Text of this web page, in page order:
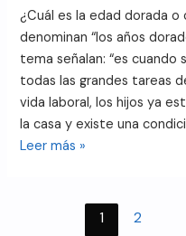
¿Cuál es la edad dorada
denominan “los años
tema señalan: “es
todas las grandes tareas
vida laboral, los hijos ya
la casa y existe una
Leer más »
1 2